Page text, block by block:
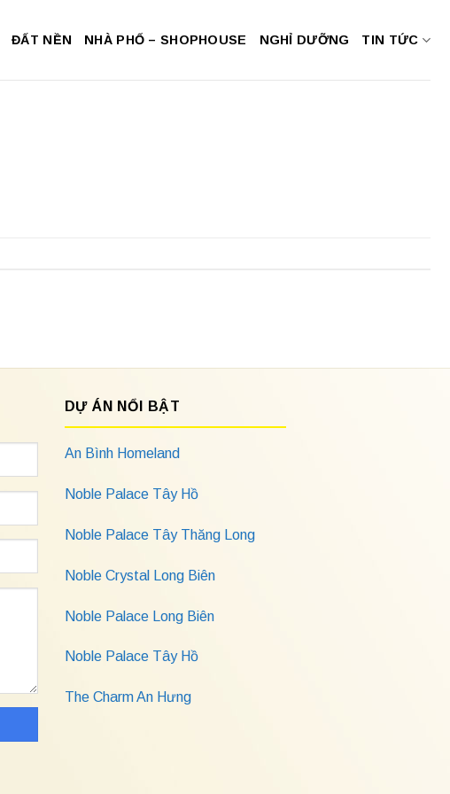
ĐẤT NỀN NHÀ PHỐ – SHOPHOUSE NGHỈ DƯỠNG TIN TỨC
DỰ ÁN NỔI BẬT
An Bình Homeland
Noble Palace Tây Hồ
Noble Palace Tây Thăng Long
Noble Crystal Long Biên
Noble Palace Long Biên
Noble Palace Tây Hồ
The Charm An Hưng